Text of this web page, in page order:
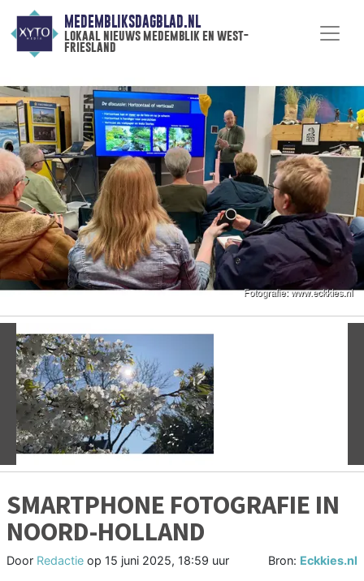
MEDEMBLIKSDAGBLAD.NL
lokaal nieuws medemblik en west-
friesland
Vorige
SMARTPHONE FOTOGRAFIE IN
NOORD-HOLLAND
Door Redactie op 15 juni 2025, 18:59 uur Bron: Eckkies.nl